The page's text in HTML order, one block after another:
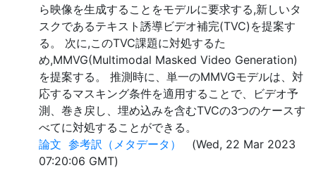
ら映像を生成することをモデルに要求する,新しいタ
スクであるテキスト誘導ビデオ補完(TVC)を提案す
る。 次に,このTVC課題に対処するた
め,MMVG(Multimodal Masked Video Generation)
を提案する。 推測時に、単一のMMVGモデルは、対
応するマスキング条件を適用することで、ビデオ予
測、巻き戻し、埋め込みを含むTVCの3つのケースす
べてに対処することができる。
論文 参考訳（メタデータ）
(Wed, 22 Mar 2023
07:20:06 GMT)